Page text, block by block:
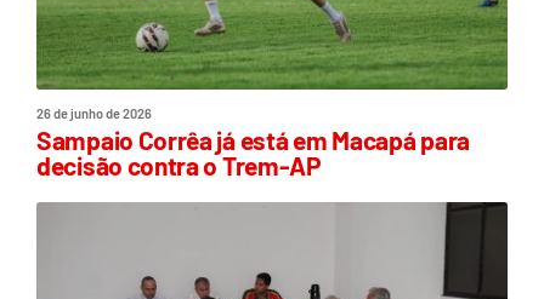
26 de junho de 2026
Sampaio Corrêa já está em Macapá para
decisão contra o Trem-AP